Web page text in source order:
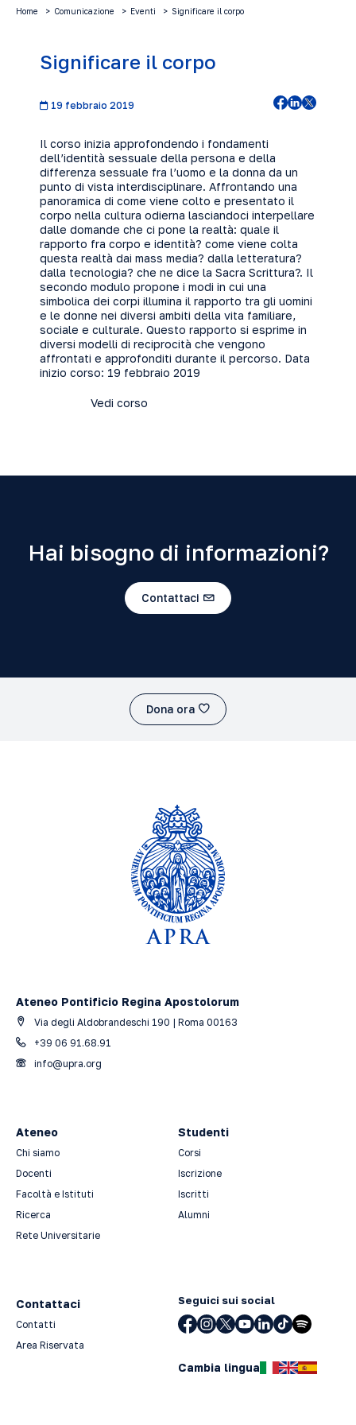
Home Comunicazione Eventi Significare il corpo
Significare il corpo
19 febbraio 2019
Il corso inizia approfondendo i fondamenti
dell’identità sessuale della persona e della
differenza sessuale fra l’uomo e la donna da un
punto di vista interdisciplinare. Affrontando una
panoramica di come viene colto e presentato il
corpo nella cultura odierna lasciandoci interpellare
dalle domande che ci pone la realtà: quale il
rapporto fra corpo e identità? come viene colta
questa realtà dai mass media? dalla letteratura?
dalla tecnologia? che ne dice la Sacra Scrittura?. Il
secondo modulo propone i modi in cui una
simbolica dei corpi illumina il rapporto tra gli uomini
e le donne nei diversi ambiti della vita familiare,
sociale e culturale. Questo rapporto si esprime in
diversi modelli di reciprocità che vengono
affrontati e approfonditi durante il percorso. Data
inizio corso: 19 febbraio 2019
Vedi corso
Hai bisogno di informazioni?
Contattaci
Dona ora
Ateneo Pontificio Regina Apostolorum
Via degli Aldobrandeschi 190 | Roma 00163
+39 06 91.68.91
info@upra.org
Ateneo
Chi siamo
Docenti
Facoltà e Istituti
Ricerca
Rete Universitarie
Studenti
Corsi
Iscrizione
Iscritti
Alumni
Contattaci
Contatti
Area Riservata
Seguici sui social
Cambia lingua